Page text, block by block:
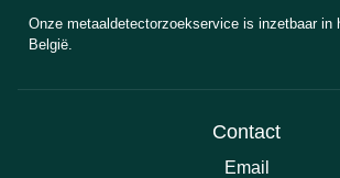
Onze metaaldetectorzoekservice is inzetbaar in
België.
Contact
Email